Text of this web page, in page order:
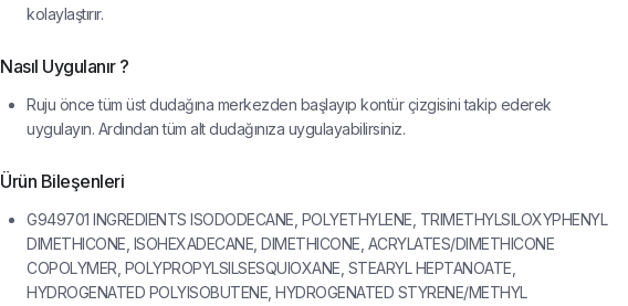
kolaylaştırır.
Nasıl Uygulanır ?
Ruju önce tüm üst dudağına merkezden başlayıp kontür çizgisini takip ederek
uygulayın. Ardından tüm alt dudağınıza uygulayabilirsiniz.
Ürün Bileşenleri
G949701 INGREDIENTS ISODODECANE, POLYETHYLENE, TRIMETHYLSILOXYPHENYL
DIMETHICONE, ISOHEXADECANE, DIMETHICONE, ACRYLATES/DIMETHICONE
COPOLYMER, POLYPROPYLSILSESQUIOXANE, STEARYL HEPTANOATE,
HYDROGENATED POLYISOBUTENE, HYDROGENATED STYRENE/METHYL